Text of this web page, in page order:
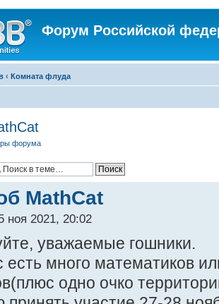
Форум Российской
‹ Комната флуда
форума
MathCat
ноя 2021, 20:02
уважаемые гошники.
есть много математиков
одно очко